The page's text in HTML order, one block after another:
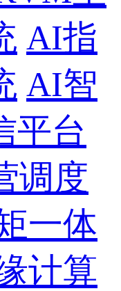
AI指
AI智
平台
调度
一体
计算